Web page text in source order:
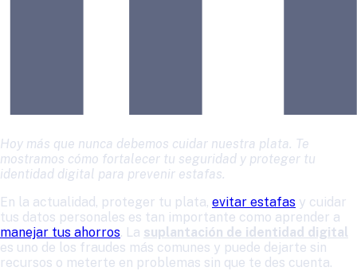
Hoy más que nunca debemos cuidar nuestra plata. Te
mostramos cómo fortalecer tu seguridad y proteger tu
identidad digital para prevenir estafas.
En la actualidad, proteger tu plata, evitar estafas y cuidar
tus datos personales es tan importante como aprender a
manejar tus ahorros. La suplantación de identidad digital
es uno de los fraudes más comunes y puede dejarte sin
recursos o meterte en problemas sin que te des cuenta.